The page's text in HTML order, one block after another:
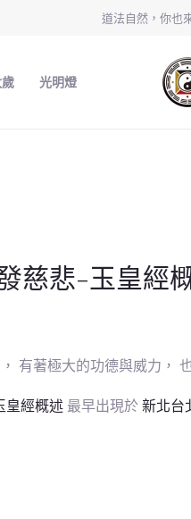
道法自然，你也
光明燈
慈悲-玉皇經
有著極大的功德與威力，
皇經概述最早出現於 新北台